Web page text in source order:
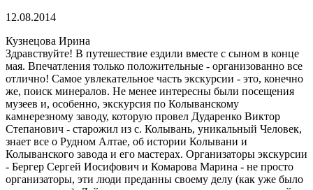
12.08.2014
Кузнецова Ирина
Здравствуйте! В путешествие ездили вместе с сыном в конце
мая. Впечатления только положительные - организованно все
отлично! Самое увлекательное часть экскурсии - это, конечно
же, поиск минералов. Не менее интересны были посещения
музеев и, особенно, экскурсия по Колыванскому
камнерезному заводу, которую провел Дударенко Виктор
Степанович - старожил из с. Колывань, уникальный Человек,
знает все о Рудном Алтае, об истории Колывани и
Колыванского завода и его мастерах. Организаторы экскурсии
- Бергер Сергей Иосифович и Комарова Марина - не просто
организаторы, эти люди преданны своему делу (как уже было